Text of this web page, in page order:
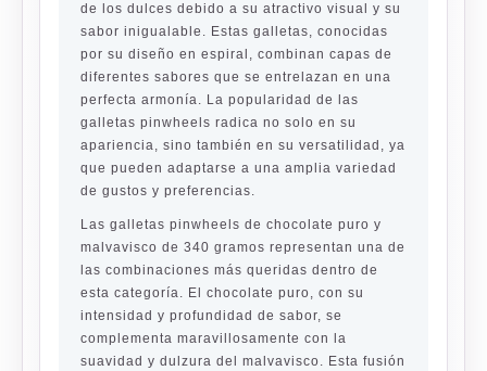
de los dulces debido a su atractivo visual y su
sabor inigualable. Estas galletas, conocidas
por su diseño en espiral, combinan capas de
diferentes sabores que se entrelazan en una
perfecta armonía. La popularidad de las
galletas pinwheels radica no solo en su
apariencia, sino también en su versatilidad, ya
que pueden adaptarse a una amplia variedad
de gustos y preferencias.
Las galletas pinwheels de chocolate puro y
malvavisco de 340 gramos representan una de
las combinaciones más queridas dentro de
esta categoría. El chocolate puro, con su
intensidad y profundidad de sabor, se
complementa maravillosamente con la
suavidad y dulzura del malvavisco. Esta fusión